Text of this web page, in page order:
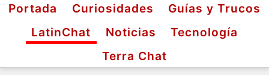
Portada Curiosidades
Guías y Trucos
LatinChat
Noticias
Tecnología
Terra Chat